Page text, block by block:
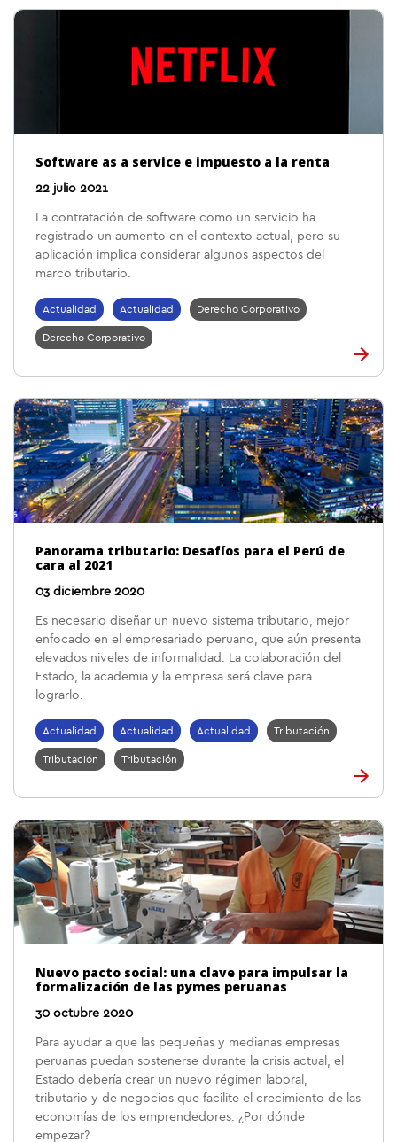
Software as a service e impuesto a la renta
22 julio 2021
La contratación de software como un servicio ha
registrado un aumento en el contexto actual, pero su
aplicación implica considerar algunos aspectos del
marco tributario.
Actualidad Actualidad Derecho Corporativo
Derecho Corporativo
Panorama tributario: Desafíos para el Perú de
cara al 2021
03 diciembre 2020
Es necesario diseñar un nuevo sistema tributario, mejor
enfocado en el empresariado peruano, que aún presenta
elevados niveles de informalidad. La colaboración del
Estado, la academia y la empresa será clave para
lograrlo.
Actualidad Actualidad Actualidad Tributación
Tributación Tributación
Nuevo pacto social: una clave para impulsar la
formalización de las pymes peruanas
30 octubre 2020
Para ayudar a que las pequeñas y medianas empresas
peruanas puedan sostenerse durante la crisis actual, el
Estado debería crear un nuevo régimen laboral,
tributario y de negocios que facilite el crecimiento de las
economías de los emprendedores. ¿Por dónde
empezar?